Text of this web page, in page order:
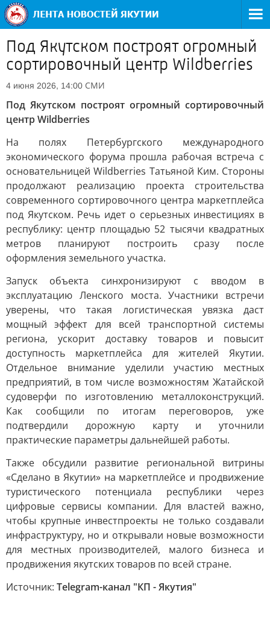
Под Якутском построят огромный
сортировочный центр Wildberries
4 июня 2026, 14:00 СМИ
Под Якутском построят огромный сортировочный
центр Wildberries
На полях Петербургского международного
экономического форума прошла рабочая встреча с
основательницей Wildberries Татьяной Ким. Стороны
продолжают реализацию проекта строительства
современного сортировочного центра маркетплейса
под Якутском. Речь идет о серьезных инвестициях в
республику: центр площадью 52 тысячи квадратных
метров планируют построить сразу после
оформления земельного участка.
Запуск объекта синхронизируют с вводом в
эксплуатацию Ленского моста. Участники встречи
уверены, что такая логистическая увязка даст
мощный эффект для всей транспортной системы
региона, ускорит доставку товаров и повысит
доступность маркетплейса для жителей Якутии.
Отдельное внимание уделили участию местных
предприятий, в том числе возможностям Жатайской
судоверфи по изготовлению металлоконструкций.
Как сообщили по итогам переговоров, уже
подтвердили дорожную карту и уточнили
практические параметры дальнейшей работы.
Также обсудили развитие региональной витрины
«Сделано в Якутии» на маркетплейсе и продвижение
туристического потенциала республики через
цифровые сервисы компании. Для властей важно,
чтобы крупные инвестпроекты не только создавали
инфраструктуру, но и открывали новые возможности
для местных производителей, малого бизнеса и
продвижения якутских товаров по всей стране.
Источник: Telegram-канал "КП - Якутия"